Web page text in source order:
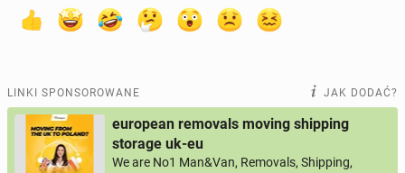
LINKI SPONSOROWANE JAK DODAĆ?
european removals moving shipping
storage uk-eu
We are No1 Man&Van, Removals, Shipping,